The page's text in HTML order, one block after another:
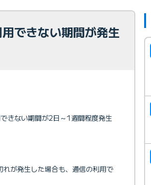
できない期間が発生
きない期間が2日～1週間程度発生
が発生した場合も、通信の利用で